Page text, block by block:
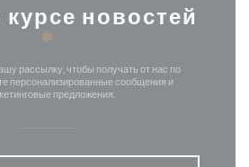
курсе новостей
*
рассылку, чтобы получать от нас по
персонализированные сообщения и
предложения.